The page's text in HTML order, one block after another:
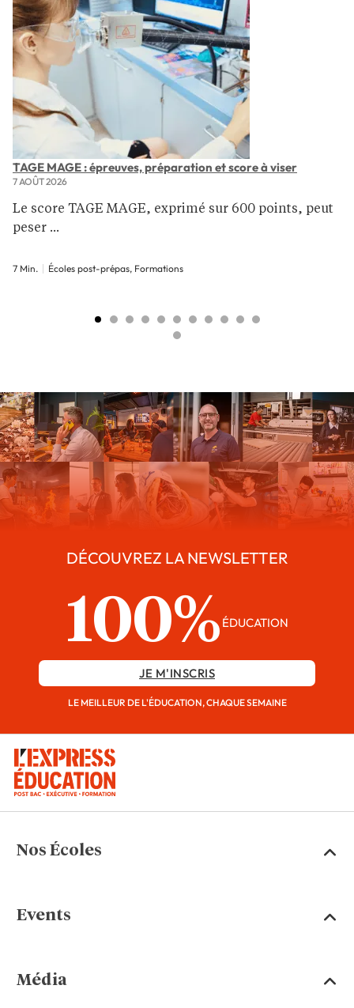
TAGE MAGE : épreuves, préparation et score à viser
7 AOÛT 2026
Le score TAGE MAGE, exprimé sur 600 points, peut
peser ...
7 Min. Écoles post-prépas, Formations
DÉCOUVREZ LA NEWSLETTER
100% ÉDUCATION
JE M'INSCRIS
LE MEILLEUR DE L'ÉDUCATION, CHAQUE SEMAINE
Nos Écoles
Events
Média